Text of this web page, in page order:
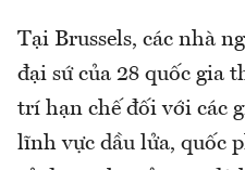
Tại Brussels, các nhà
đại sứ của 28 quốc gia
trí hạn chế đối với các
lĩnh vực dầu lửa, quốc